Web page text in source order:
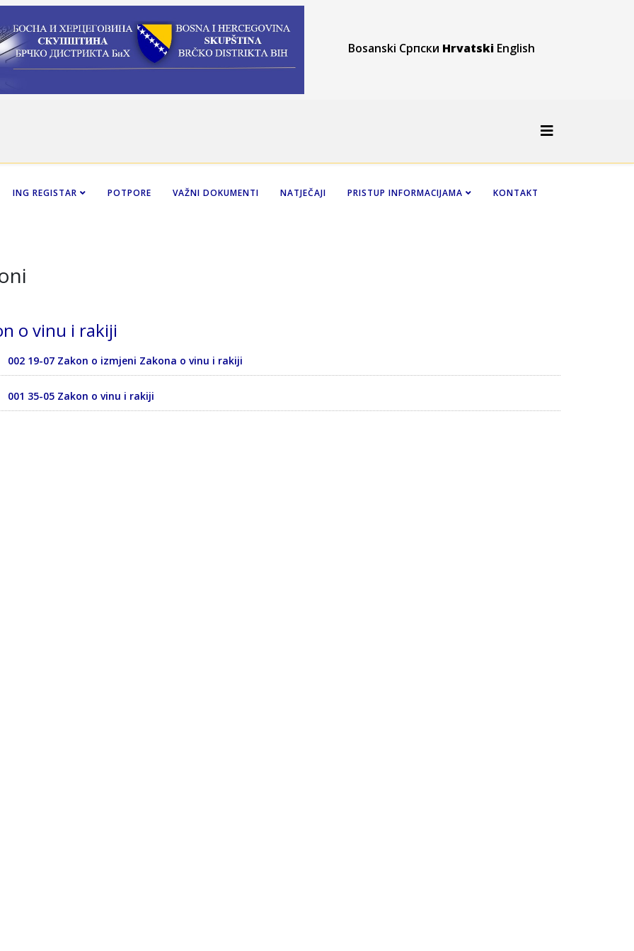
Bosanski Српски Hrvatski English
ING REGISTAR POTPORE VAŽNI DOKUMENTI NATJEČAJI PRISTUP INFORMACIJAMA KONTAKT
o vinu i rakiji
002 19-07 Zakon o izmjeni Zakona o vinu i rakiji
001 35-05 Zakon o vinu i rakiji